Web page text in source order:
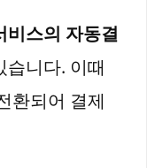
비스의 자동결
습니다. 이때
환되어 결제